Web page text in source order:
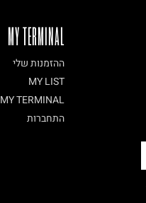
MY TERMINAL
ההזמנות שלי
MY LIST
MY TERMINAL
התחברות